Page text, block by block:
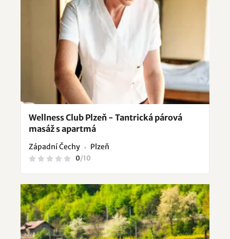
Wellness Club Plzeň - Tantrická párová
masáž s apartmá
Západní Čechy Plzeň
0/10